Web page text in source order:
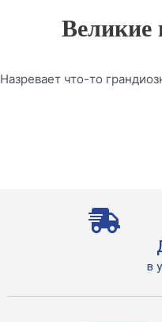
Великие
Назревает что-то
в